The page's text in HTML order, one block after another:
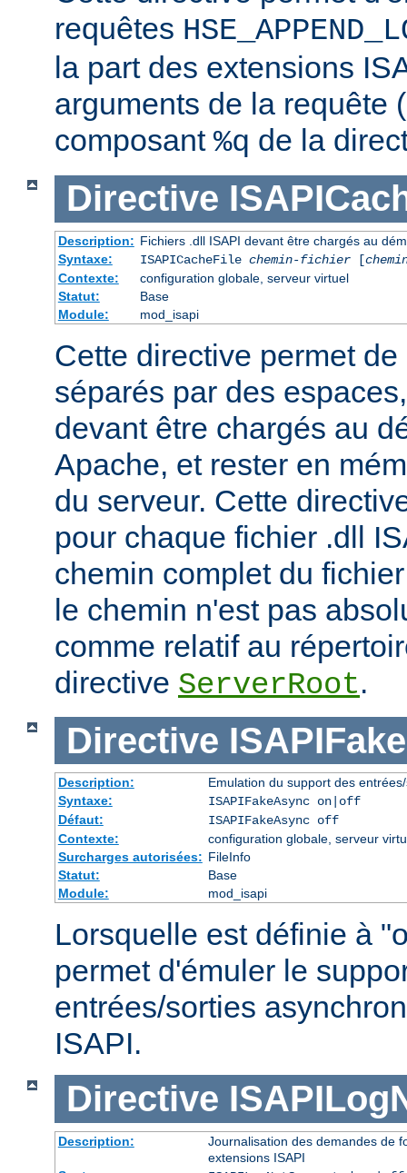
requêtes
la part des extensions
arguments de la requête
composant %q de la
Directive
Description: Fichiers .dll ISAPI devant être chargés au
Syntaxe:
ISAPICacheFile chemin-fichier[
Contexte:
configuration globale, serveur virtuel
Statut:
Base
Module:
mod_isapi
Cette directive permet
séparés par des
devant être chargés au
Apache, et rester en
du serveur. Cette
pour chaque fichier .dll
chemin complet du
le chemin n'est pas
comme relatif au
directive ServerRoot.
Directive
Description:
Emulation du support des
Syntaxe:
ISAPIFakeAsync on|off
Défaut:
ISAPIFakeAsync off
Contexte:
configuration globale, serveur
Surcharges autorisées: FileInfo
Statut:
Base
Module:
mod_isapi
Lorsquelle est définie à
permet d'émuler le
entrées/sorties
ISAPI.
Directive
Description:
Journalisation des demandes de
extensions ISAPI